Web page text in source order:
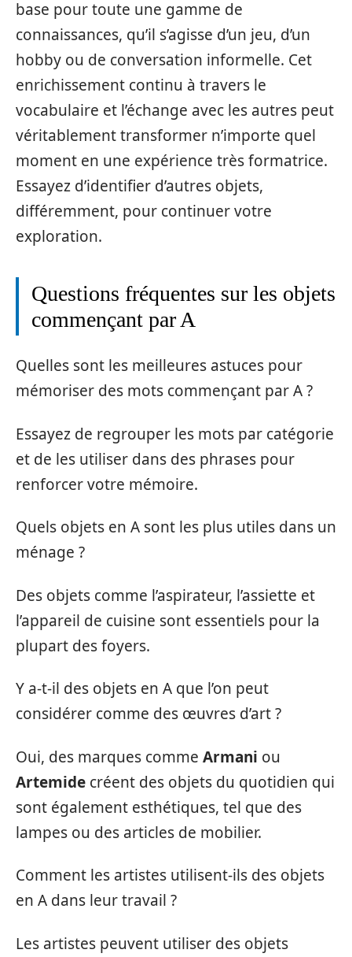
base pour toute une gamme de
connaissances, qu’il s’agisse d’un jeu, d’un
hobby ou de conversation informelle. Cet
enrichissement continu à travers le
vocabulaire et l’échange avec les autres peut
véritablement transformer n’importe quel
moment en une expérience très formatrice.
Essayez d’identifier d’autres objets,
différemment, pour continuer votre
exploration.
Questions fréquentes sur les objets
commençant par A
Quelles sont les meilleures astuces pour
mémoriser des mots commençant par A ?
Essayez de regrouper les mots par catégorie
et de les utiliser dans des phrases pour
renforcer votre mémoire.
Quels objets en A sont les plus utiles dans un
ménage ?
Des objets comme l’aspirateur, l’assiette et
l’appareil de cuisine sont essentiels pour la
plupart des foyers.
Y a-t-il des objets en A que l’on peut
considérer comme des œuvres d’art ?
Oui, des marques comme Armani ou
Artemide créent des objets du quotidien qui
sont également esthétiques, tel que des
lampes ou des articles de mobilier.
Comment les artistes utilisent-ils des objets
en A dans leur travail ?
Les artistes peuvent utiliser des objets